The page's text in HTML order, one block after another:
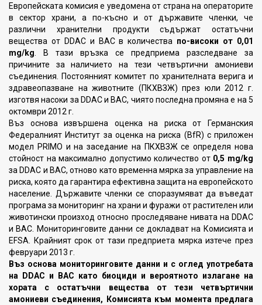
Европейската комисия е уведомена от страна на операторите
в сектор храни, а по-късно и от държавите членки, че
различни хранителни продукти съдържат остатъчни
вещества от DDAC и BAC в количества по-високи от 0,01
mg/kg . В тази връзка се предприема разследване за
причините за наличието на тези четвъртични амониеви
съединения. Постоянният комитет по хранителната верига и
здравеопазване на животните (ПКХВЗЖ) през юли 2012 г.
изготвя насоки за DDAC и BAC, чиято последна промяна е на 5
октомври 2012 г.
Въз основа извършена оценка на риска от Германския
Федералният Институт за оценка на риска (BfR) с приложен
модел PRIMO и на заседание на ПКХВЗЖ се определя нова
стойност на максимално допустимо количество от 0,5 mg/kg
за DDAC и BAC, отново като временна мярка за управление на
риска, която да гарантира ефективна защита на европейското
население. Държавите членки се споразумяват да въведат
програма за мониторинг на храни и фуражи от растителен или
животински произход относно проследяване нивата на DDAC
и BAC. Мониторинговите данни се докладват на Комисията и
EFSA. Крайният срок от тази предприета мярка изтече през
февруари 2013 г.
Въз основа мониторинговите данни и с оглед употребата
на DDAC и BAC като биоциди и вероятното излагане на
хората с остатъчни вещества от тези четвъртични
амониеви съединения, Комисията към момента предлага